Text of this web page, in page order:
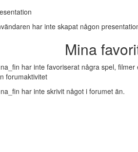
har inte skapat någon
Mina
har inte favoriserat några spel, filmer
forumaktivitet
har inte skrivit något i forumet än.